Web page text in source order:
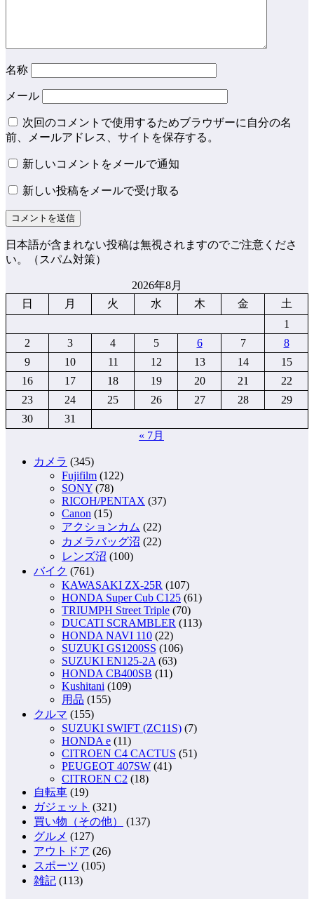
名称
メール
次回のコメントで使用するためブラウザーに自分の名
前、メールアドレス、サイトを保存する。
新しいコメントをメールで通知
新しい投稿をメールで受け取る
日本語が含まれない投稿は無視されますのでご注意くださ
い。（スパム対策）
2026年8月
日
月 火 水 木 金
土
1
2
3 4 5 6 7
8
9
10 11 12 13 14
15
16
17 18 19 20 21
22
23
24 25 26 27 28
29
30
31
« 7月
カメラ (345)
Fujifilm (122)
SONY (78)
RICOH/PENTAX (37)
Canon (15)
アクションカム (22)
カメラバッグ沼 (22)
レンズ沼 (100)
バイク (761)
KAWASAKI ZX-25R (107)
HONDA Super Cub C125 (61)
TRIUMPH Street Triple (70)
DUCATI SCRAMBLER (113)
HONDA NAVI 110 (22)
SUZUKI GS1200SS (106)
SUZUKI EN125-2A (63)
HONDA CB400SB (11)
Kushitani (109)
用品 (155)
クルマ (155)
SUZUKI SWIFT (ZC11S) (7)
HONDA e (11)
CITROEN C4 CACTUS (51)
PEUGEOT 407SW (41)
CITROEN C2 (18)
自転車 (19)
ガジェット (321)
買い物（その他）
(137)
グルメ (127)
アウトドア (26)
スポーツ (105)
雑記 (113)